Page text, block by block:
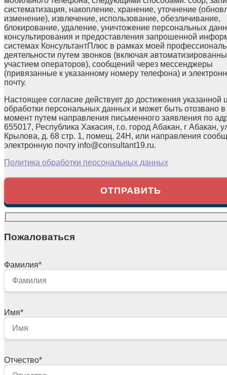
систематизация, накопление, хранение, уточнение
изменение), извлечение, использование, обезличивание,
блокирование, удаление, уничтожение персональных
консультирования и предоставления запрошенной
системах КонсультантПлюс в рамках моей
деятельности путем звонков (включая
участием операторов), сообщений через мессенджеры
(привязанные к указанному номеру телефона) и
почту.
Настоящее согласие действует до достижения указанной
обработки персональных данных и может быть отозвано
момент путем направления письменного заявления по
655017, Республика Хакасия, г.о. город Абакан, г Абакан,
Крылова, д. 68 стр. 1, помещ. 24Н, или направления
электронную почту info@consultant19.ru.
Политика обработки персональных данных
Пожаловаться
Фамилия*
Имя*
Отчество*